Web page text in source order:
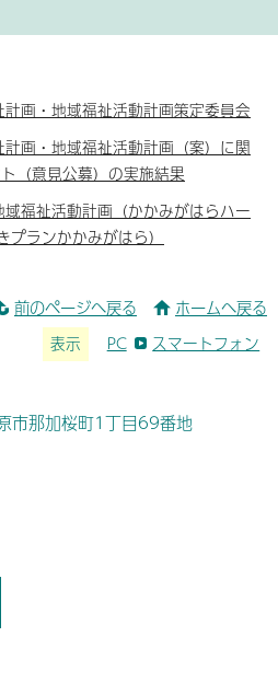
画・地域福祉活動計画策定委員会
画・地域福祉活動計画（案）に関
（意見公募）の実施結果
福祉活動計画（かかみがはらハー
プランかかみがはら）
前のページへ戻る ホームへ戻る
表示 PC スマートフォン
那加桜町1丁目69番地